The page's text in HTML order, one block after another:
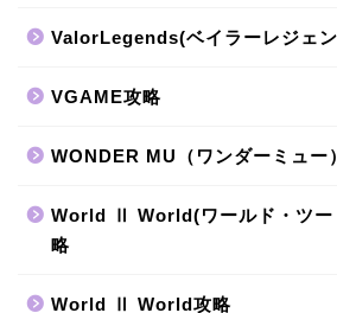
ValorLegends(ベイラーレジェ
VGAME攻略
WONDER MU（ワンダーミュー
World Ⅱ World(ワールド・ツー
略
World Ⅱ World攻略